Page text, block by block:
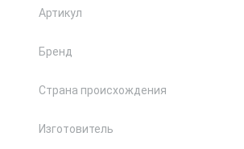
Артикул
Бренд
Страна происхождения
Изготовитель